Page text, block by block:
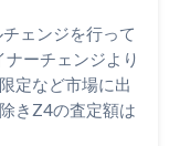
ェンジを行って
ーチェンジより
定など市場に出
きZ4の査定額は